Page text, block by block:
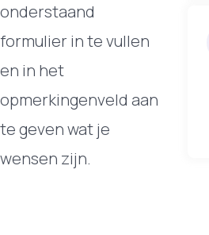
onderstaand
formulier in te vullen
en in het
opmerkingenveld aan
te geven wat je
wensen zijn.